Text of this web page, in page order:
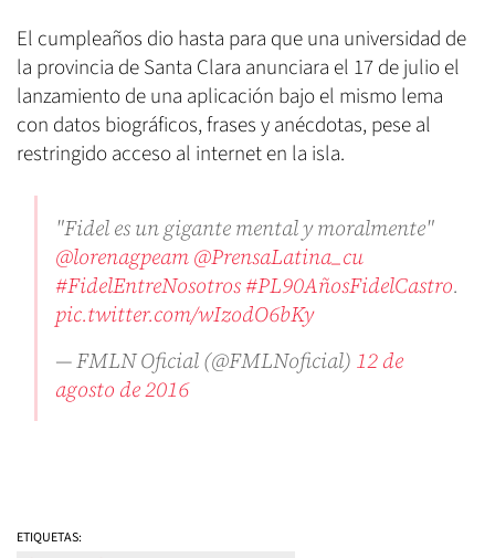
El cumpleaños dio hasta para que una universidad de
la provincia de Santa Clara anunciara el 17 de julio el
lanzamiento de una aplicación bajo el mismo lema
con datos biográficos, frases y anécdotas, pese al
restringido acceso al internet en la isla.
"Fidel es un gigante mental y moralmente"
@lorenagpeam@PrensaLatina_cu
#FidelEntreNosotros#PL90AñosFidelCastro.
pic.twitter.com/wIzodO6bKy
— FMLN Oficial (@FMLNoficial) 12 de
agosto de 2016
ETIQUETAS: